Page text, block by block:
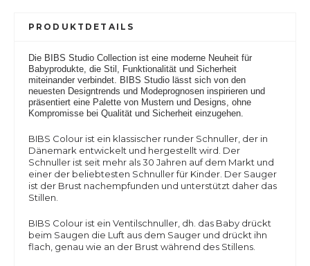
PRODUKTDETAILS
Die BIBS Studio Collection ist eine moderne Neuheit für
Babyprodukte, die Stil, Funktionalität und Sicherheit
miteinander verbindet. BIBS Studio lässt sich von den
neuesten Designtrends und Modeprognosen inspirieren und
präsentiert eine Palette von Mustern und Designs, ohne
Kompromisse bei Qualität und Sicherheit einzugehen.
BIBS Colour ist ein klassischer runder Schnuller, der in
Dänemark entwickelt und hergestellt wird. Der
Schnuller ist seit mehr als 30 Jahren auf dem Markt und
einer der beliebtesten Schnuller für Kinder. Der Sauger
ist der Brust nachempfunden und unterstützt daher das
Stillen.
BIBS Colour ist ein Ventilschnuller, dh. das Baby drückt
beim Saugen die Luft aus dem Sauger und drückt ihn
flach, genau wie an der Brust während des Stillens.